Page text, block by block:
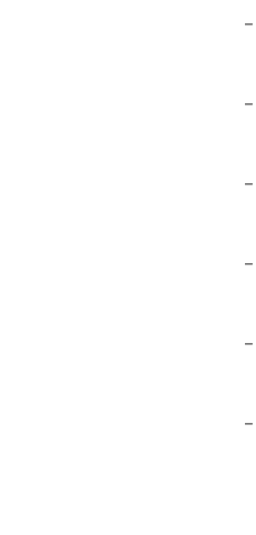
–
–
–
–
–
–